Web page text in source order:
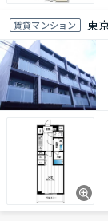
賃貸マンション